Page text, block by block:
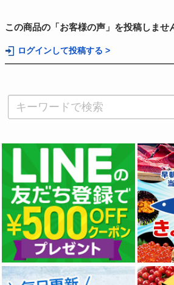
この商品の「お客様の声」を投稿しませ
ログインして投稿する >